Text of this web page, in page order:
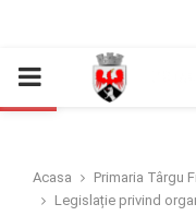
Deschide bara de unelte
PRIMARY
Acasa
Primaria Târgu
Legislație privind